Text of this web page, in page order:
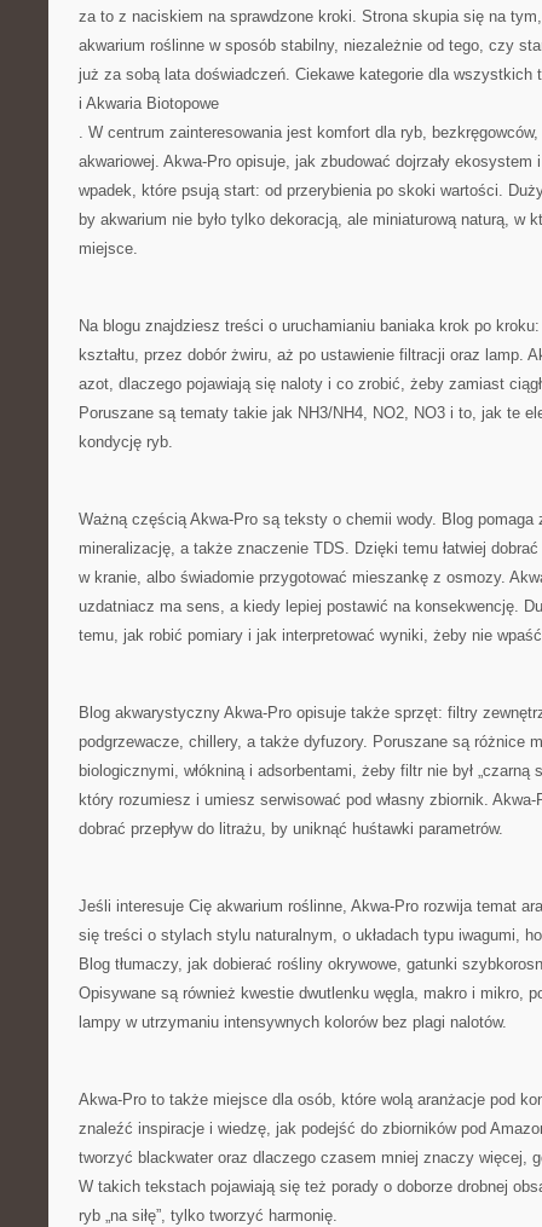
za to z naciskiem na sprawdzone kroki. Strona skupia się na
akwarium roślinne w sposób stabilny, niezależnie od tego, czy
już za sobą lata doświadczeń. Ciekawe kategorie dla wszystkich
i Akwaria Biotopowe
. W centrum zainteresowania jest komfort dla ryb,
akwariowej. Akwa-Pro opisuje, jak zbudować dojrzały
wpadek, które psują start: od przerybienia po skoki wartości.
by akwarium nie było tylko dekoracją, ale miniaturową naturą, w
miejsce.
Na blogu znajdziesz treści o uruchamianiu baniaka krok po
kształtu, przez dobór żwiru, aż po ustawienie filtracji oraz lamp.
azot, dlaczego pojawiają się naloty i co zrobić, żeby zamiast
Poruszane są tematy takie jak NH3/NH4, NO2, NO3 i to, jak te
kondycję ryb.
Ważną częścią Akwa-Pro są teksty o chemii wody. Blog pomaga
mineralizację, a także znaczenie TDS. Dzięki temu łatwiej
w kranie, albo świadomie przygotować mieszankę z osmozy.
uzdatniacz ma sens, a kiedy lepiej postawić na konsekwencję.
temu, jak robić pomiary i jak interpretować wyniki, żeby nie
Blog akwarystyczny Akwa-Pro opisuje także sprzęt: filtry
podgrzewacze, chillery, a także dyfuzory. Poruszane są różnice
biologicznymi, włókniną i adsorbentami, żeby filtr nie był „czarną
który rozumiesz i umiesz serwisować pod własny zbiornik.
dobrać przepływ do litrażu, by uniknąć huśtawki parametrów.
Jeśli interesuje Cię akwarium roślinne, Akwa-Pro rozwija temat
się treści o stylach stylu naturalnym, o układach typu iwagumi,
Blog tłumaczy, jak dobierać rośliny okrywowe, gatunki
Opisywane są również kwestie dwutlenku węgla, makro i mikro,
lampy w utrzymaniu intensywnych kolorów bez plagi nalotów.
Akwa-Pro to także miejsce dla osób, które wolą aranżacje pod
znaleźć inspiracje i wiedzę, jak podejść do zbiorników pod
tworzyć blackwater oraz dlaczego czasem mniej znaczy więcej,
W takich tekstach pojawiają się też porady o doborze drobnej
ryb „na siłę”, tylko tworzyć harmonię.